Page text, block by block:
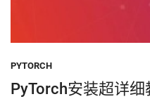
PYTORCH
PyTorch安装超详